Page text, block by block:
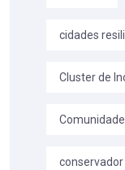
cidades
Cluster de